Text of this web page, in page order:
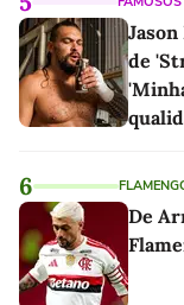
de
6
De